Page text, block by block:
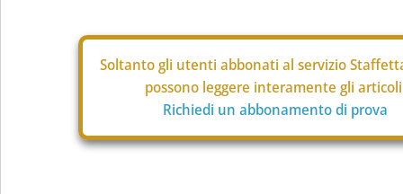
Soltanto gli utenti abbonati al servizio
possono leggere interamente gli
Richiedi un abbonamento di prova